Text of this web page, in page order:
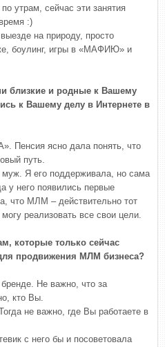
утрам, сейчас эти занятия
:)
на природу, просто
боулинг, игры в «МАФИЮ» и
близкие и родные к Вашему
к Вашему делу в Интернете в
Пенсия ясно дала понять, что
путь.
Я его поддерживала, но сама
у него появились первые
что МЛМ – действительно тот
реализовать все свои цели.
которые только сейчас
продвижения МЛМ бизнеса?
Не важно, что за
кто Вы.
не важно, где Вы работаете в
с него бы и посоветовала